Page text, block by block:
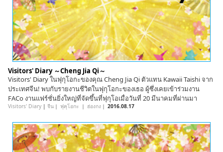
Visitors' Diary ～Cheng Jia Qi～
Visitors' Diary ในฟุกุโอกะของคุณ Cheng Jia Qi ตัวแทน Kawaii Taishi จาก
ประเทศจีน! พบกับรายงานชีวิตในฟุกุโอกะของเธอ ผู้ซึ่งเคยเข้าร่วมงาน
FACo งานแฟร์ชั่นยิ่งใหญ่ที่จัดขึ้นที่ฟุกุโอเมื่อวันที่ 20 มีนาคมที่ผ่านมา
Visitors' Diary| จีน｜ ฟุคุโอกะ ｜ ฮ่องกง｜ 2016.08.17